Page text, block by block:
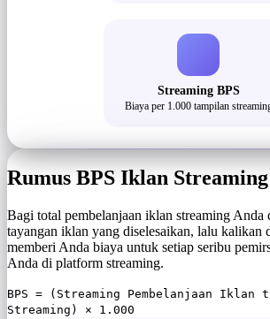
Streaming BPS
Biaya per 1.000 tampilan
Rumus BPS Iklan Streaming
Bagi total pembelanjaan iklan streaming Anda
tayangan iklan yang diselesaikan, lalu kalikan
memberi Anda biaya untuk setiap seribu
Anda di platform streaming.
BPS = (Streaming Pembelanjaan Iklan
Streaming) × 1.000